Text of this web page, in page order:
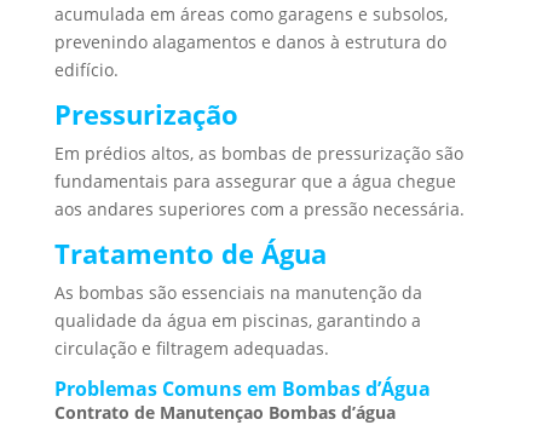
acumulada em áreas como garagens e subsolos,
prevenindo alagamentos e danos à estrutura do
edifício.
Pressurização
Em prédios altos, as bombas de pressurização são
fundamentais para assegurar que a água chegue
aos andares superiores com a pressão necessária.
Tratamento de Água
As bombas são essenciais na manutenção da
qualidade da água em piscinas, garantindo a
circulação e filtragem adequadas.
Problemas Comuns em Bombas d’Água
Contrato de Manutençao Bombas d’água